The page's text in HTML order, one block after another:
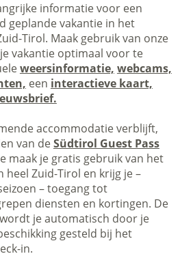
informatie voor een
geplande vakantie in het
Tirol. Maak gebruik van onze
vakantie optimaal voor te
weersinformatie, webcams,
een interactieve kaart,
accommodatie verblijft,
van deSüdtirol Guest Pass
maak je gratis gebruik van het
heel Zuid-Tirol en krijg je –
– toegang tot
diensten en kortingen. De
je automatisch door je
gesteld bij het
in.